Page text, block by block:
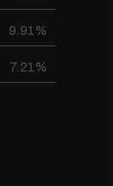
9.91%
7.21%